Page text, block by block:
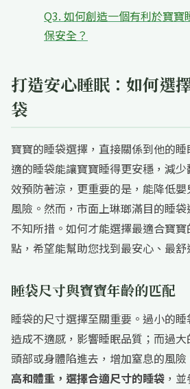
Q3. 如何創造一個有利於寶寶
保安全？
打造安心睡眠：如何選
袋
寶寶的睡袋選擇，直接關係到他的
適的睡袋能讓寶寶睡得更安穩，減
效預防著涼，更重要的是，能降低
風險。然而，市面上琳瑯滿目的睡
不知所措。如何才能選擇最適合寶
點，希望能幫助您找到最安心、最舒
睡袋尺寸與寶寶年齡的匹配
睡袋的尺寸選擇至關重要。過小的睡
造成不適感，影響睡眠品質；而過
頭部或身體陷進去，增加窒息的風險
高和體重，選擇合適尺寸的睡袋 ，